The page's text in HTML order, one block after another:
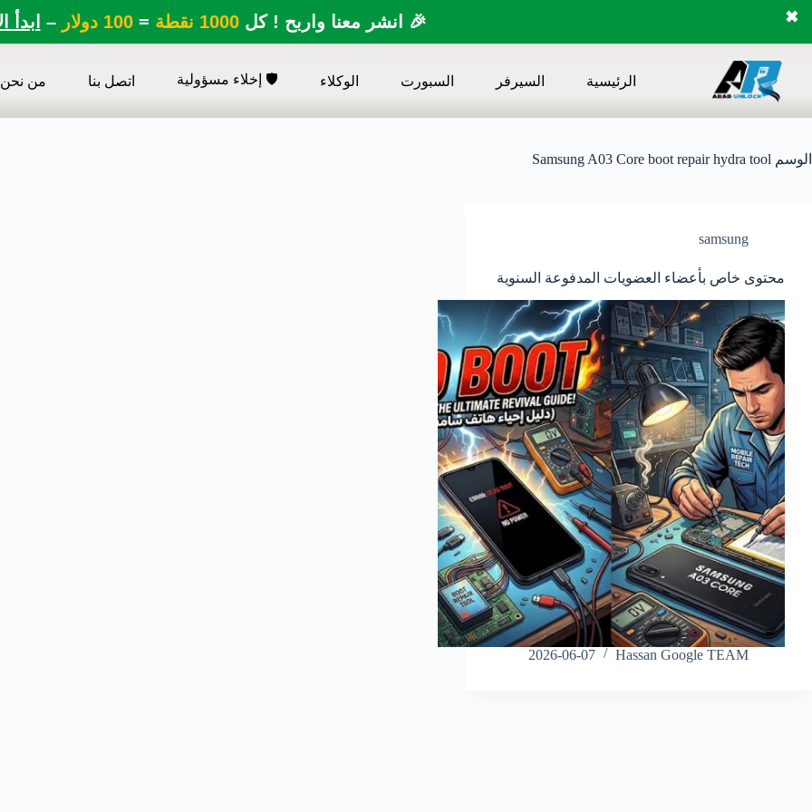
🎉 انشر معنا واربح ! كل1000 نقطة =100 دولار – ابدأ ✖
المحتوى
الرئيسية السيرفر السبورت الوكلاء 🛡️ إخلاء مسؤولية اتصل بنا من نحن
الوسم
samsung
محتوى خاص بأعضاء العضويات المدفوعة السنوية
Hassan Google TEAM
2026-06-07